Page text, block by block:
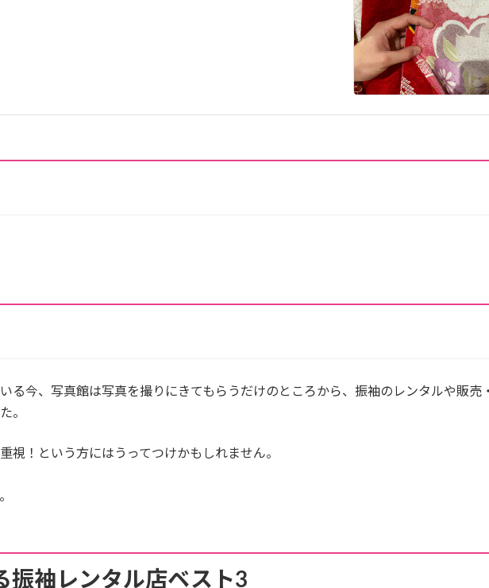
る今、写真館は写真を撮りにきてもらうだけのところから、振袖のレンタルや販売
。
視！という方にはうってつけかもしれません。
振袖レンタル店ベスト3